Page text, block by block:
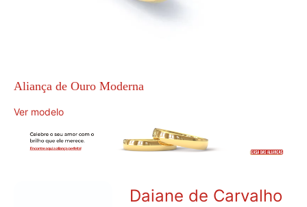
Aliança de Ouro Moderna
Ver modelo
Daiane de Carvalho